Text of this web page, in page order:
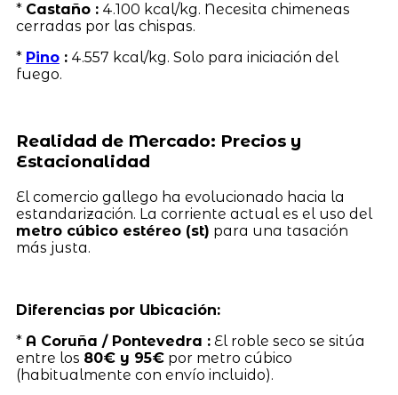
* Castaño :4.100 kcal/kg. Necesita chimeneas
cerradas por las chispas.
* Pino:4.557 kcal/kg. Solo para iniciación del
fuego.
Realidad de Mercado: Precios y
Estacionalidad
El comercio gallego ha evolucionado hacia la
estandarización. La corriente actual es el uso del
metro cúbico estéreo (st) para una tasación
más justa.
Diferencias por Ubicación:
* A Coruña / Pontevedra :El roble seco se sitúa
entre los 80€ y 95€por metro cúbico
(habitualmente con envío incluido).